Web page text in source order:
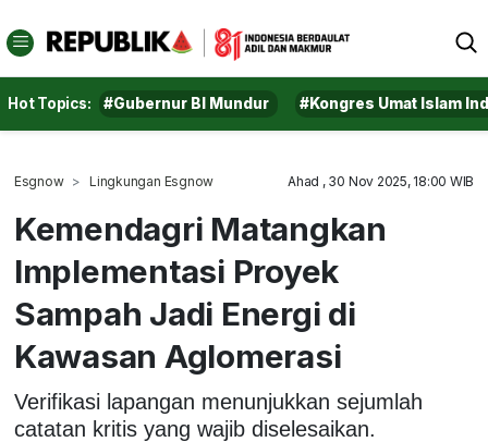
Hot Topics: #Gubernur BI Mundur #Kongres Umat Islam
Esgnow Lingkungan Esgnow Ahad , 30 Nov 2025, 18:00 WIB
Kemendagri Matangkan
Implementasi Proyek
Sampah Jadi Energi di
Kawasan Aglomerasi
Verifikasi lapangan menunjukkan sejumlah
catatan kritis yang wajib diselesaikan.